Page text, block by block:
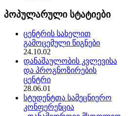
პოპულარული სტატიები
ცენტრის სახელით
გამოცემული წიგნები
24.10.02
დანაშაულობის კვლევისა
და პროგნოზირების
ცენტრი
28.06.01
სტუდენტთა სამეცნიერო
კონფერენცია